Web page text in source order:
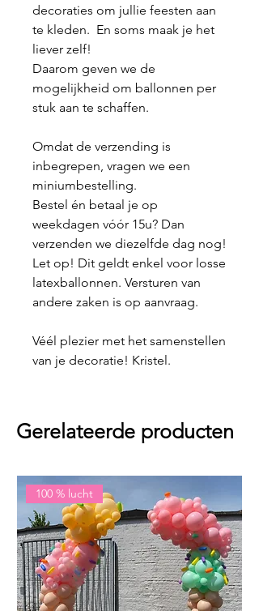
decoraties om jullie feesten aan
te kleden. En soms maak je het
liever zelf!
Daarom geven we de
mogelijkheid om ballonnen per
stuk aan te schaffen.
Omdat de verzending is
inbegrepen, vragen we een
miniumbestelling.
Bestel én betaal je op
weekdagen vóór 15u? Dan
verzenden we diezelfde dag nog!
Let op! Dit geldt enkel voor losse
latexballonnen. Versturen van
andere zaken is op aanvraag.
Véél plezier met het samenstellen
van je decoratie! Kristel.
Gerelateerde producten
100 % lucht